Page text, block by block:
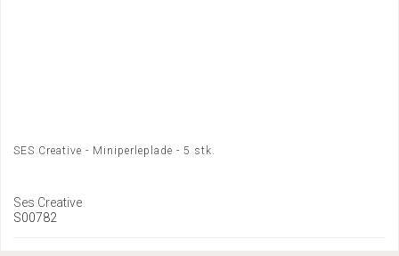
SES Creative - Miniperleplade - 5 stk.
Ses Creative
S00782